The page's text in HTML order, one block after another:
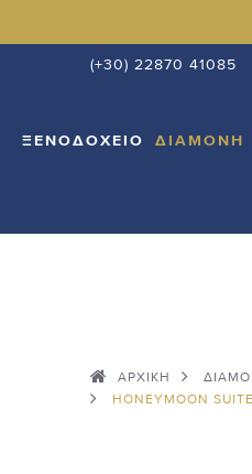
(+30) 22870 41085
ΞΕΝΟΔΟΧΕΊΟ ΔΙΑΜΟΝΉ
ΑΡΧΙΚΉ
ΗΟNEYMOON